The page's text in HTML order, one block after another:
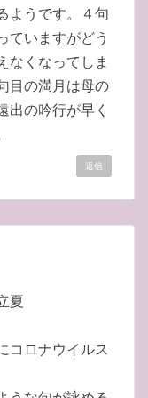
ようです。４句
ていますがどう
なくなってしま
目の満月は母の
出の吟行が早く
返信
夏
コロナウイルス